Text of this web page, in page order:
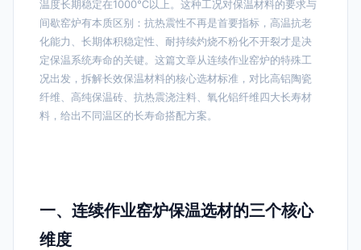
温度长期稳定在1000℃以上。这种工况对保温材料的要求与
间歇窑炉有本质区别：抗热震性不再是首要指标，高温抗老
化能力、长期体积稳定性、耐持续灼烧不粉化不开裂才是决
定保温系统寿命的关键。这篇文章从连续作业窑炉的特殊工
况出发，拆解长效保温材料的核心选材标准，对比高铝陶瓷
纤维、高纯保温砖、抗热震浇注料、氧化铝纤维四大长寿材
料，给出不同温区的长寿命搭配方案。
一、连续作业窑炉保温选材的三个核心
维度